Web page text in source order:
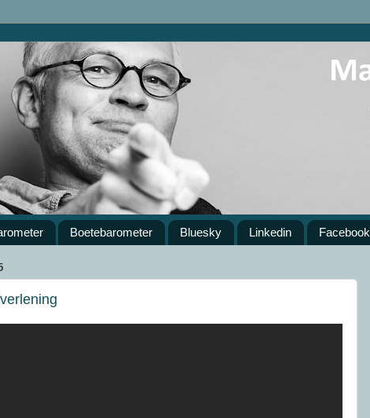
Boetebarometer Bluesky Linkedin Facebook